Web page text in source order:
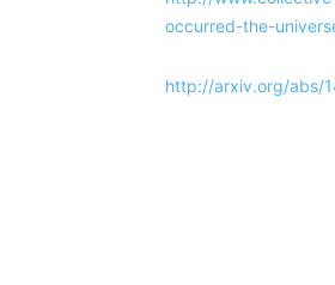
occurred-the-
http://arxiv.org/abs/